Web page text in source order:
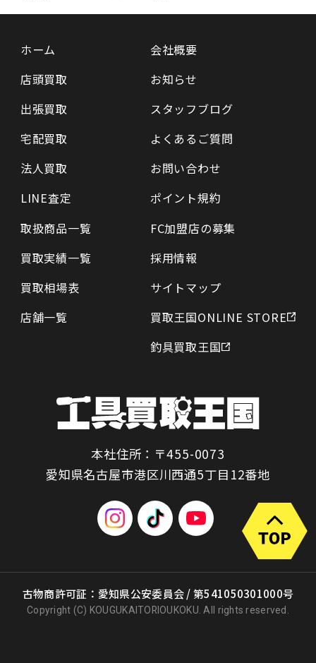
ホーム
店頭買取
出張買取
宅配買取
法人買取
LINE査定
取扱商品一覧
買取実績一覧
買取相場表
店舗一覧
会社概要
お知らせ
スタッフブログ
よくあるご質問
お問い合わせ
ポイント規約
FC加盟店の募集
採用情報
サイトマップ
買取王国ONLINE STORE
釣具買取王国
本社住所：〒455-0073
愛知県名古屋市港区川西通5丁目12番地
古物商許可証：愛知県公安委員会 / 第541050301000号
Copyright (C) KOUGUKAITORIOUKOKU. All rights reserved.